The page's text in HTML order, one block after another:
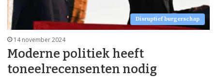
Disruptief burgerschap
14 november 2024
Moderne politiek heeft
toneelrecensenten nodig